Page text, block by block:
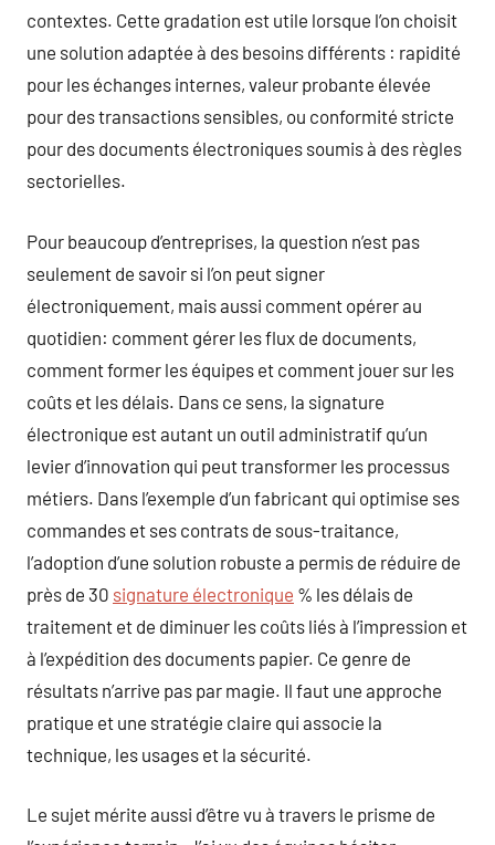
contextes. Cette gradation est utile lorsque l’on choisit
une solution adaptée à des besoins différents : rapidité
pour les échanges internes, valeur probante élevée
pour des transactions sensibles, ou conformité stricte
pour des documents électroniques soumis à des règles
sectorielles.
Pour beaucoup d’entreprises, la question n’est pas
seulement de savoir si l’on peut signer
électroniquement, mais aussi comment opérer au
quotidien: comment gérer les flux de documents,
comment former les équipes et comment jouer sur les
coûts et les délais. Dans ce sens, la signature
électronique est autant un outil administratif qu’un
levier d’innovation qui peut transformer les processus
métiers. Dans l’exemple d’un fabricant qui optimise ses
commandes et ses contrats de sous-traitance,
l’adoption d’une solution robuste a permis de réduire de
près de 30 signature électronique % les délais de
traitement et de diminuer les coûts liés à l’impression et
à l’expédition des documents papier. Ce genre de
résultats n’arrive pas par magie. Il faut une approche
pratique et une stratégie claire qui associe la
technique, les usages et la sécurité.
Le sujet mérite aussi d’être vu à travers le prisme de